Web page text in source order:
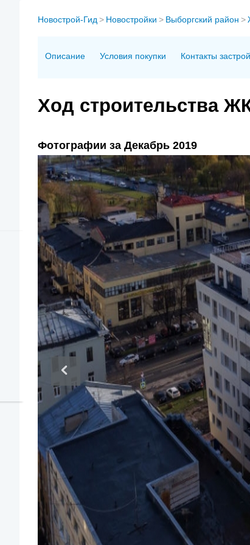
Новострой-Гид > Новостройки > Выборгский район >
Описание Условия покупки Контакты
Ход строительства
Фотографии за Декабрь 2019